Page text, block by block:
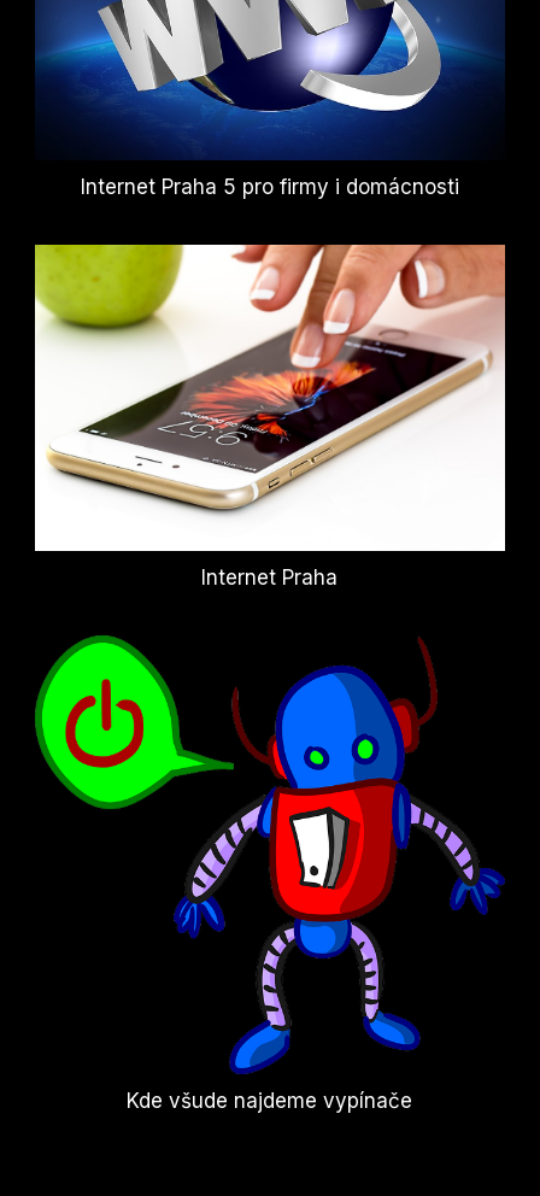
Internet Praha 5 pro firmy i domácnosti
Internet Praha
Kde všude najdeme vypínače